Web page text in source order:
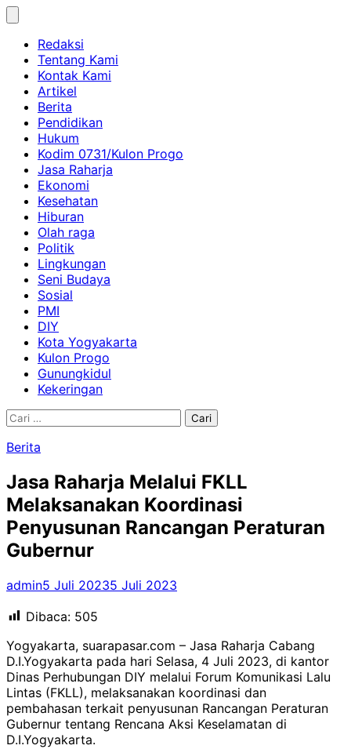
Skip
contentRedaksi
Tentang Kami
Kontak Kami
Artikel
Berita
Pendidikan
Hukum
Kodim 0731/Kulon Progo
Jasa Raharja
Ekonomi
Kesehatan
Hiburan
Olah raga
Politik
Lingkungan
Seni Budaya
Sosial
PMI
DIY
Kota Yogyakarta
Kulon Progo
Gunungkidul
Kekeringan
Cari
Berita
Jasa Raharja Melalui FKLL
Melaksanakan Koordinasi
Penyusunan Rancangan Peraturan
Gubernur
admin5 Juli 20235 Juli 2023
Dibaca: 505
Yogyakarta, suarapasar.com – Jasa Raharja Cabang
D.I.Yogyakarta pada hari Selasa, 4 Juli 2023, di kantor
Dinas Perhubungan DIY melalui Forum Komunikasi Lalu
Lintas (FKLL), melaksanakan koordinasi dan
pembahasan terkait penyusunan Rancangan Peraturan
Gubernur tentang Rencana Aksi Keselamatan di
D.I.Yogyakarta.